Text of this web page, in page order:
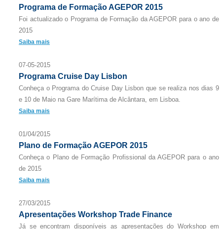
Programa de Formação AGEPOR 2015
Foi actualizado o Programa de Formação da AGEPOR para o ano de
2015
Saiba mais
07-05-2015
Programa Cruise Day Lisbon
Conheça o Programa do Cruise Day Lisbon que se realiza nos dias 9
e 10 de Maio na Gare Marítima de Alcântara, em Lisboa.
Saiba mais
01/04/2015
Plano de Formação AGEPOR 2015
Conheça o Plano de Formação Profissional da AGEPOR para o ano
de 2015
Saiba mais
27/03/2015
Apresentações Workshop Trade Finance
Já se encontram disponíveis as apresentações do Workshop em